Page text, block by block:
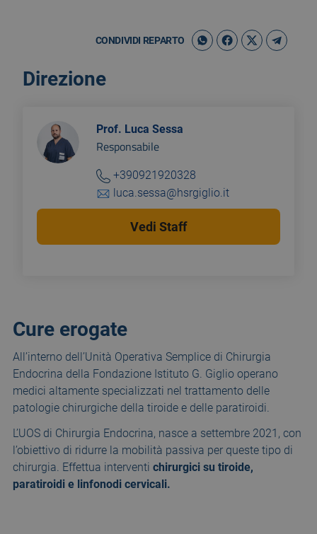
CONDIVIDI REPARTO
Direzione
Prof. Luca Sessa
Responsabile
+390921920328
luca.sessa@hsrgiglio.it
Vedi Staff
Cure erogate
All’interno dell’Unità Operativa Semplice di Chirurgia
Endocrina della Fondazione Istituto G. Giglio operano
medici altamente specializzati nel trattamento delle
patologie chirurgiche della tiroide e delle paratiroidi.
L’UOS di Chirurgia Endocrina, nasce a settembre 2021, con
l’obiettivo di ridurre la mobilità passiva per queste tipo di
chirurgia. Effettua interventi chirurgici su tiroide,
paratiroidi e linfonodi cervicali.